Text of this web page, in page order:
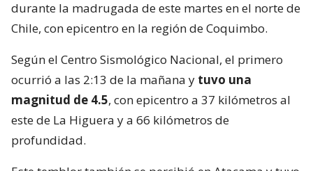
durante la madrugada de este martes en el norte de
Chile, con epicentro en la región de Coquimbo.
Según el Centro Sismológico Nacional, el primero
ocurrió a las 2:13 de la mañana y tuvo una
magnitud de 4.5, con epicentro a 37 kilómetros al
este de La Higuera y a 66 kilómetros de
profundidad.